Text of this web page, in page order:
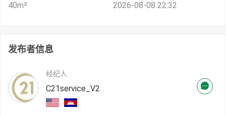
40m²
2026-08-08 22:32
发布者信息
经纪人
C21service_V2